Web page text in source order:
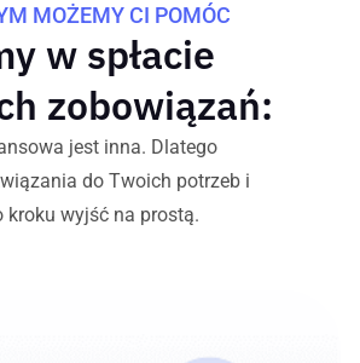
MOŻEMY CI POMÓC
w spłacie
zobowiązań:
jest inna. Dlatego
do Twoich potrzeb i
kroku wyjść na prostą.